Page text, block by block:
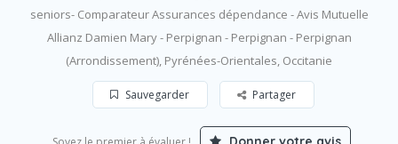
seniors- Comparateur Assurances dépendance - Avis Mutuelle
Allianz Damien Mary - Perpignan - Perpignan - Perpignan
(Arrondissement), Pyrénées-Orientales, Occitanie
Sauvegarder Partager